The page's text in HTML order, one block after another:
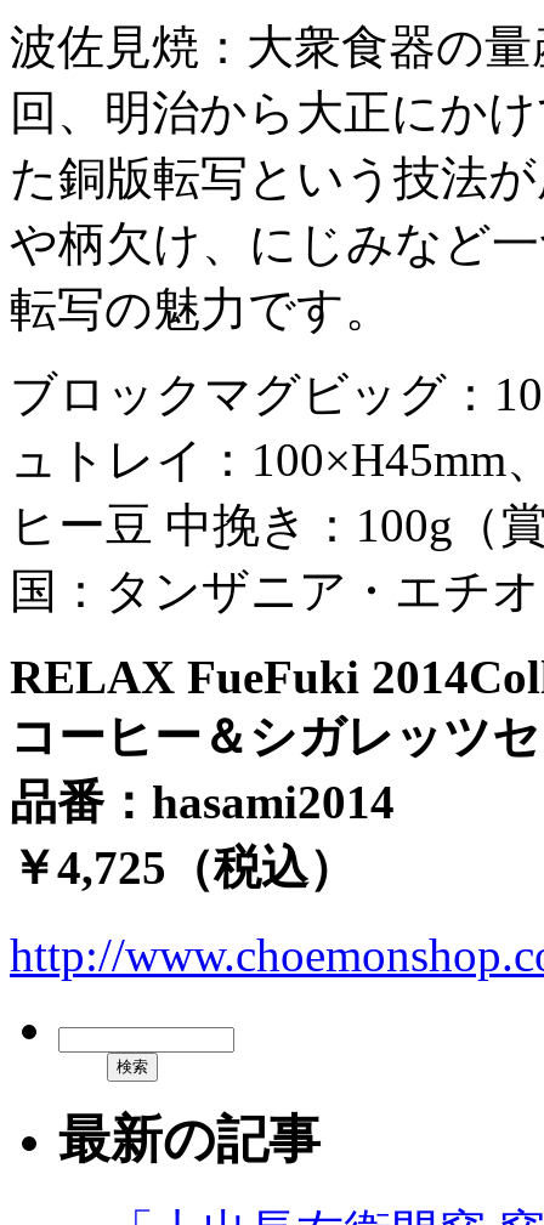
波佐見焼：大衆食器の
回、明治から大正にか
た銅版転写という技法
や柄欠け、にじみなど
転写の魅力です。
ブロックマグビッグ：
ュトレイ：
ヒー豆 中挽き：100g（
国：タンザニア・エチ
RELAX FueFuki
コーヒー＆シガレッツ
品番：hasami2014
￥4,725（税込）
http://
最新の記事